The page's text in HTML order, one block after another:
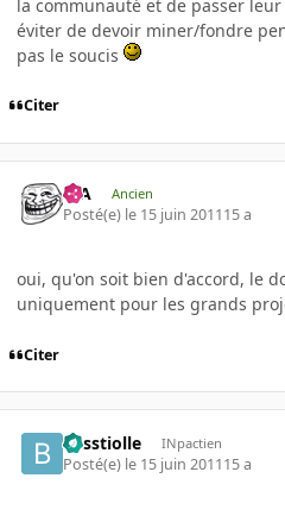
la communauté et de passer
éviter de devoir miner/fondre
pas le soucis
Citer
P-A Ancien
Posté(e) le 15 juin 201115 a
oui, qu'on soit bien d'accord, le
uniquement pour les grands
Citer
besstiolle INpactien
Posté(e) le 15 juin 201115 a